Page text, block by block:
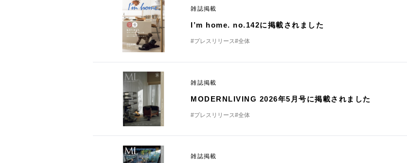
雑誌掲載
I’m home. no.142に掲載されました
#プレスリリース#全体
雑誌掲載
MODERNLIVING 2026年5月号に掲載されました
#プレスリリース#全体
雑誌掲載